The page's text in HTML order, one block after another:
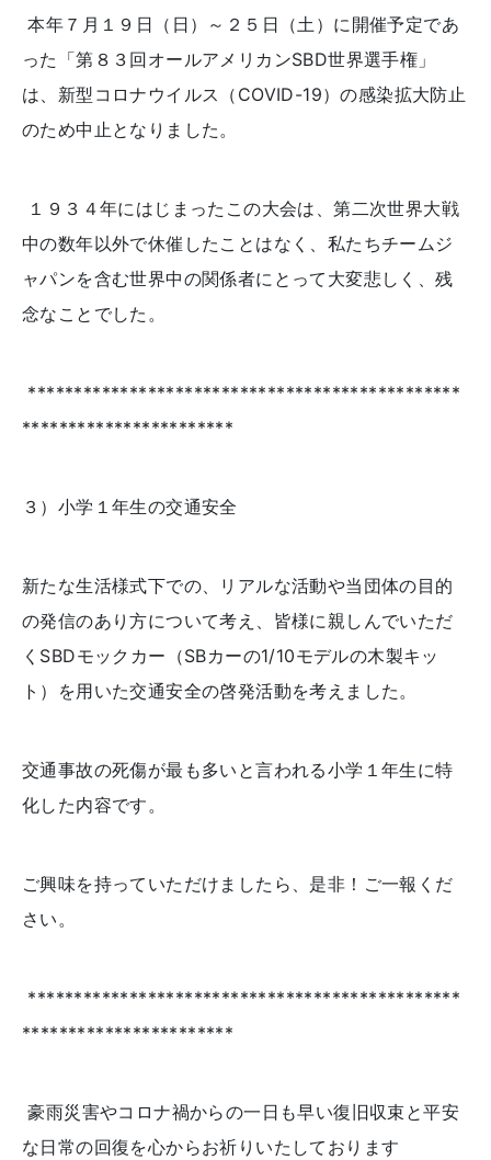
本年７月１９日（日）～２５日（土）に開催予定であ
った「第８３回オールアメリカンSBD世界選手権」
は、新型コロナウイルス（ COVID-19）の感染拡大防止
のため中止となりました。
１９３４年にはじまったこの大会は、第二次世界大戦
中の数年以外で休催したことはなく、私たちチームジ
ャパンを含む世界中の関係者にとって大変悲しく、残
念なことでした。
***********************************************
***********************
３）小学１年生の交通安全
新たな生活様式下での、リアルな活動や当団体の目的
の発信のあり方について考え、皆様に親しんでいただ
く SBDモックカー（SBカーの1/10モデルの木製キッ
ト）を用いた交通安全の啓発活動を考えました。
交通事故の死傷が最も多いと言われる小学１年生に特
化した内容です。
ご興味を持っていただけましたら、是非！ご一報くだ
さい。
***********************************************
***********************
豪雨災害やコロナ禍からの一日も早い復旧収束と平安
な日常の回復を心からお祈りいたしております